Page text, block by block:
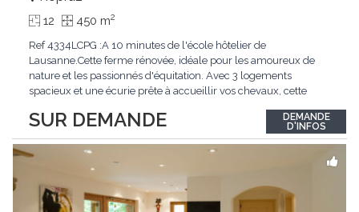
SUR DEMANDE
12 450 m2
Ref 4334LCPG :A 10 minutes de l'école hôtelier de
Lausanne.Cette ferme rénovée, idéale pour les amoureux de
nature et les passionnés d'équitation. Avec 3 logements
spacieux et une écurie prête à accueillir vos chevaux, cette
authentique et confort moderne. - 3 logements confortables :
duplex 2,5 pièces, duplex 4,5 pièces avec...
DEMANDE
D'INFOS